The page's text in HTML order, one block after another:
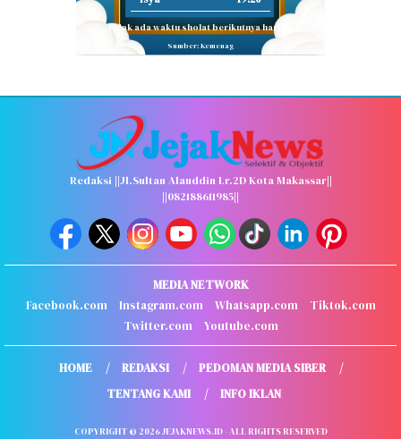
Tidak ada waktu sholat berikutnya hari ini.
Sumber: Kemenag
Redaksi ||Jl.Sultan Alauddin Lr.2D Kota Makassar||
||082188611985||
MEDIA NETWORK
Facebook.com
Instagram.com Whatsapp.com
Tiktok.com
Twitter.com
Youtube.com
HOME REDAKSI
PEDOMAN MEDIA SIBER
TENTANG KAMI
INFO IKLAN
COPYRIGHT © 2026 JEJAKNEWS.ID - ALL RIGHTS RESERVED